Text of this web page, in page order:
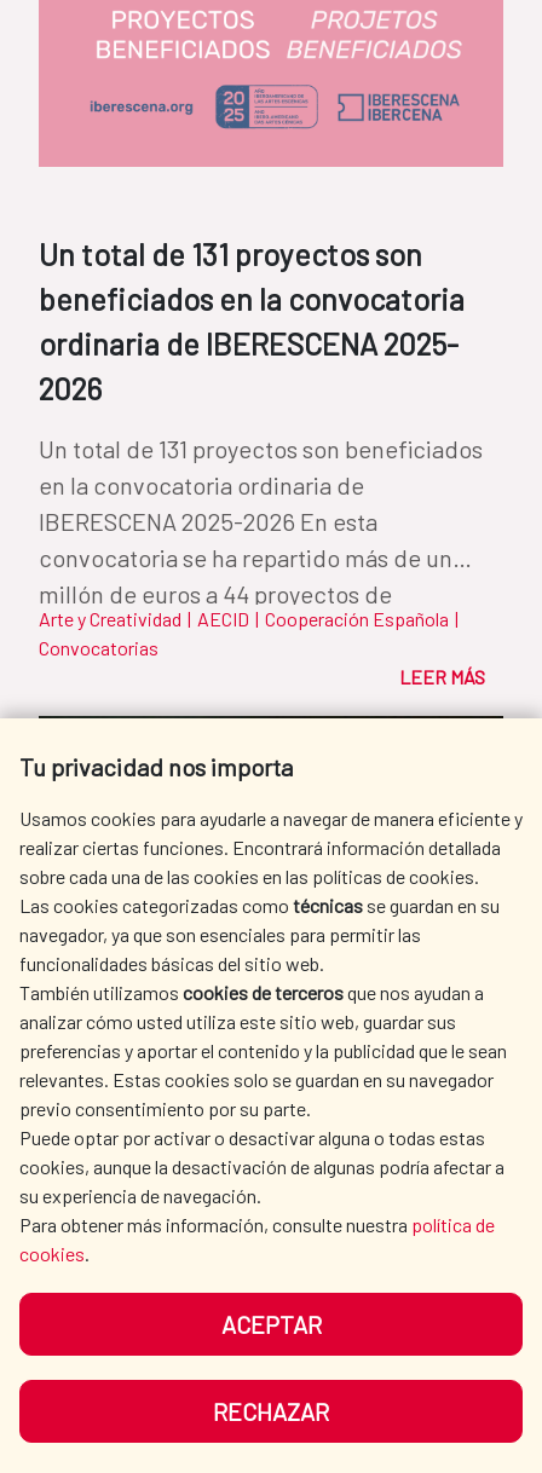
Un total de 131 proyectos son
beneficiados en la convocatoria
ordinaria de IBERESCENA 2025-
2026
Un total de 131 proyectos son beneficiados
en la convocatoria ordinaria de
IBERESCENA 2025-2026 En esta
convocatoria se ha repartido más de un
millón de euros a 44 proyectos de
Coproducción de...
Arte y Creatividad | AECID | Cooperación Española |
Convocatorias
LEER MÁS
Las personas con discapacidad
protagonizan en Madrid la
mundo para mil millones»
Las personas con discapacidad
protagonizan en Madrid la exposición
Tu privacidad nos importa
Usamos cookies para ayudarle a navegar de manera eficiente y
realizar ciertas funciones. Encontrará información detallada
sobre cada una de las cookies en las políticas de cookies.
Las cookies categorizadas como técnicas se guardan en su
navegador, ya que son esenciales para permitir las
funcionalidades básicas del sitio web.
También utilizamos cookies de tercerosque nos ayudan a
analizar cómo usted utiliza este sitio web, guardar sus
preferencias y aportar el contenido y la publicidad que le sean
relevantes. Estas cookies solo se guardan en su navegador
previo consentimiento por su parte.
Puede optar por activar o desactivar alguna o todas estas
cookies, aunque la desactivación de algunas podría afectar a
su experiencia de navegación.
Para obtener más información, consulte nuestra política de
cookies.
ACEPTAR
RECHAZAR